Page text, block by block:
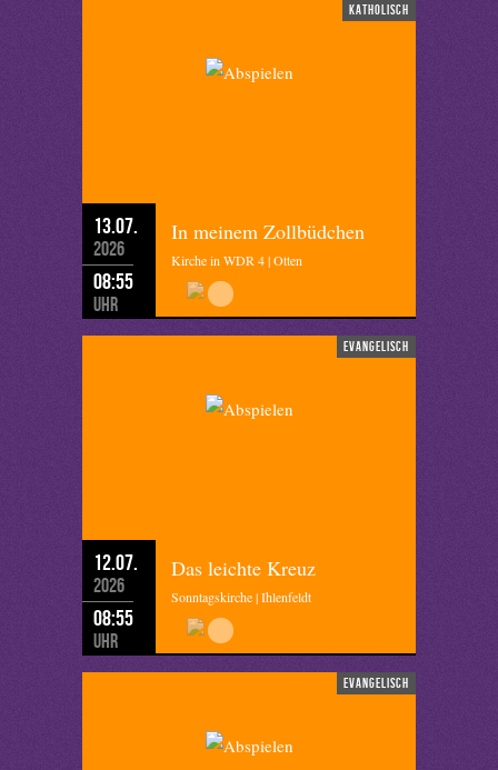
katholisch
13.07.
2026
08:55
Uhr
In meinem Zollbüdchen
Kirche in WDR 4 | Otten
evangelisch
12.07.
2026
08:55
Uhr
Das leichte Kreuz
Sonntagskirche | Ihlenfeldt
evangelisch